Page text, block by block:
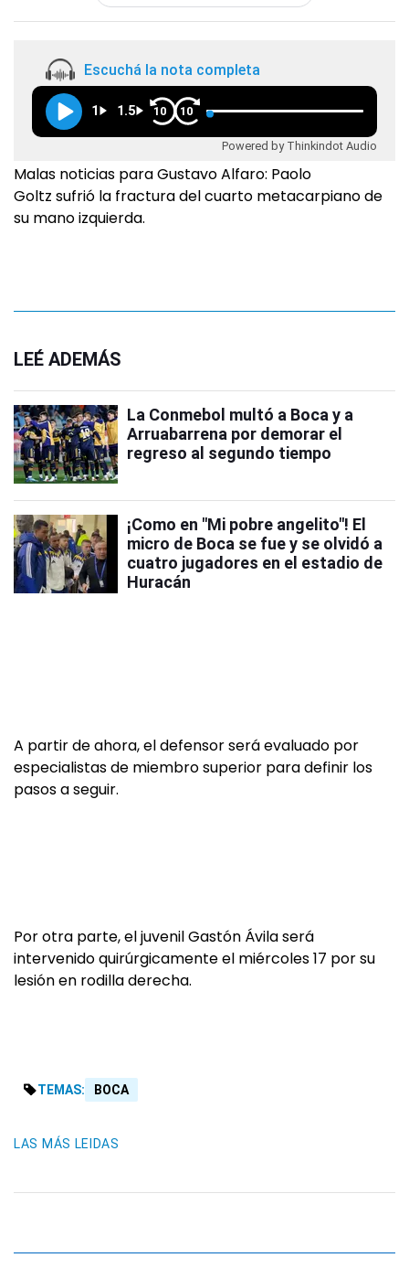
Escuchá la nota completa
1 1.5 10 10
Powered by Thinkindot Audio
Malas noticias para Gustavo Alfaro: Paolo
Goltz sufrió la fractura del cuarto metacarpiano de
su mano izquierda.
LEÉ ADEMÁS
La Conmebol multó a Boca y a
Arruabarrena por demorar el
regreso al segundo tiempo
¡Como en "Mi pobre angelito"! El
micro de Boca se fue y se olvidó a
cuatro jugadores en el estadio de
Huracán
A partir de ahora, el defensor será evaluado por
especialistas de miembro superior para definir los
pasos a seguir.
Por otra parte, el juvenil Gastón Ávila será
intervenido quirúrgicamente el miércoles 17 por su
lesión en rodilla derecha.
TEMAS: BOCA
LAS MÁS LEIDAS